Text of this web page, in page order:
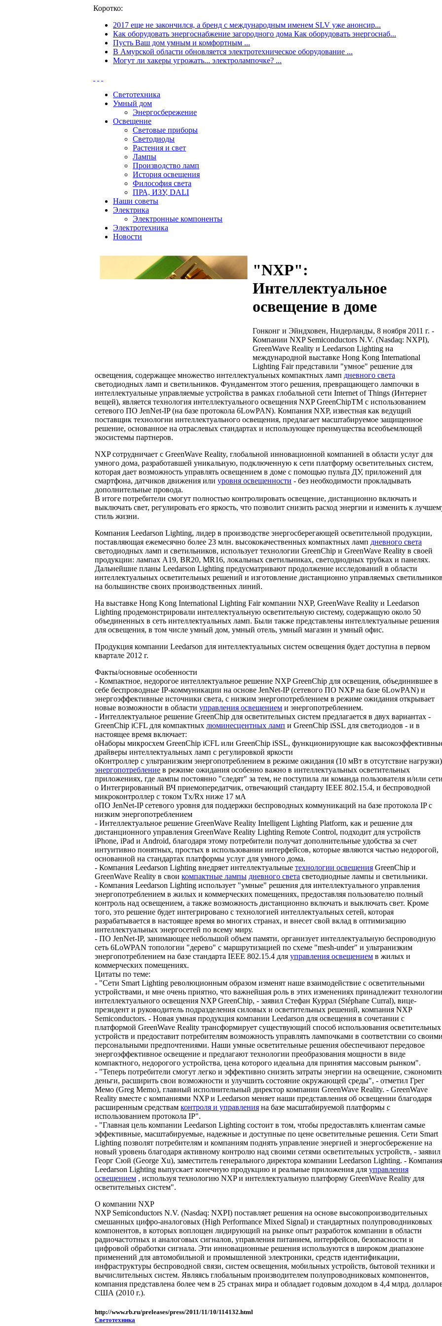
Коротко:
2017 еще не закончился, а бренд с международным именем SLV уже анонсир...
Как оборудовать энергоснабжение загородного дома Как оборудовать энергоснаб...
Пусть Ваш дом умным и комфортным ...
В Амурской области обновляется электротехническое оборудование ...
Могут ли хакеры угрожать... электролампочке? ...
Светотехника
Умный дом
Энергосбережение
Освещение
Световые приборы
Светодиоды
Растения и свет
Лампы
Производство ламп
История освещения
Философия света
ПРА, ИЗУ, DALI
Наши советы
Электрика
Электронные компоненты
Электротехника
Новости
"NXP":
Интеллектуальное
освещение в доме
Гонконг и Эйндховен, Нидерланды, 8 ноября 2011 г. -
Компании NXP Semiconductors N.V. (Nasdaq: NXPI),
GreenWave Reality и Leedarson Lighting на
международной выставке Hong Kong International
Lighting Fair представили "умное" решение для
освещения, содержащее множество интеллектуальных компактных ламп дневного света
светодиодных ламп и светильников. Фундаментом этого решения, превращающего лампочки в
интеллектуальные управляемые устройства в рамках глобальной сети Internet of Things (Интернет
вещей), является технология интеллектуального освещения NXP GreenChipTM с использованием
сетевого ПО JenNet-IP (на базе протокола 6LowPAN). Компания NXP, известная как ведущий
поставщик технологии интеллектуального освещения, предлагает масштабируемое защищенное
решение, основанное на отраслевых стандартах и использующее преимущества всеобъемлющей
экосистемы партнеров.
NXP сотрудничает с GreenWave Reality, глобальной инновационной компанией в области услуг для
умного дома, разработавшей уникальную, подключенную к сети платформу осветительных систем,
которая дает возможность управлять освещением в доме с помощью пульта ДУ, приложений для
смартфона, датчиков движения или уровня освещенности - без необходимости прокладывать
дополнительные провода.
В итоге потребители смогут полностью контролировать освещение, дистанционно включать и
выключать свет, регулировать его яркость, что позволит снизить расход энергии и изменить к
стиль жизни.
Компания Leedarson Lighting, лидер в производстве энергосберегающей осветительной продукции,
поставляющая ежемесячно более 23 млн. высококачественных компактных ламп дневного света
светодиодных ламп и светильников, использует технологии GreenChip и GreenWave Reality в своей
продукции: лампах A19, BR20, MR16, локальных светильниках, светодиодных трубках и панелях.
Дальнейшие планы Leedarson Lighting предусматривают продолжение исследований в области
интеллектуальных осветительных решений и изготовление дистанционно управляемых
на большинстве своих производственных линий.
На выставке Hong Kong International Lighting Fair компании NXP, GreenWave Reality и Leedarson
Lighting продемонстрировали интеллектуальную осветительную систему, содержащую около 50
объединенных в сеть интеллектуальных ламп. Были также представлены интеллектуальные решения
для освещения, в том числе умный дом, умный отель, умный магазин и умный офис.
Продукция компании Leedarson для интеллектуальных систем освещения будет доступна в первом
квартале 2012 г.
Факты/основные особенности
- Компактное, недорогое интеллектуальное решение NXP GreenChip для освещения, объединившее в
себе беспроводные IP-коммуникации на основе JenNet-IP (сетевого ПО NXP на базе 6LowPAN) и
энергоэффективные источники света, с низким энергопотреблением в режиме ожидания открывает
новые возможности в области управления освещением и энергопотреблением.
- Интеллектуальное решение GreenChip для осветительных систем предлагается в двух вариантах -
GreenChip iCFL для компактных люминесцентных ламп и GreenChip iSSL для светодиодов - и в
настоящее время включает:
oНаборы микросхем GreenChip iCFL или GreenChip iSSL, функционирующие как
драйверы интеллектуальных ламп с регулировкой яркости
oКонтроллер с ультранизким энергопотреблением в режиме ожидания (10 мВт в отсутствие
энергопотребление в режиме ожидания особенно важно в интеллектуальных осветительных
приложениях, где лампы постоянно "следят" за тем, не поступила ли команда пользователя и/или
o Интегрированный ВЧ приемопередатчик, отвечающий стандарту IEEE 802.15.4, и беспроводной
микроконтроллер с током Tx/Rx ниже 17 мА
oПО JenNet-IP сетевого уровня для поддержки беспроводных коммуникаций на базе протокола IP с
низким энергопотреблением
- Интеллектуальное решение GreenWave Reality Intelligent Lighting Platform, как и решение для
дистанционного управления GreenWave Reality Lighting Remote Control, подходит для устройств
iPhone, iPad и Android, благодаря этому потребители получат дополнительные удобства за счет
интуитивно понятных, простых в использовании интерфейсов, которые являются частью недорогой,
основанной на стандартах платформы услуг для умного дома.
- Компания Leedarson Lighting внедряет интеллектуальные технологии освещения GreenChip и
GreenWave Reality в свои компактные лампы дневного света светодиодные лампы и светильники.
- Компания Leedarson Lighting использует "умные" решения для интеллектуального управления
энергопотреблением в жилых и коммерческих помещениях, предоставляя пользователю полный
контроль над освещением, а также возможность дистанционно включать и выключать свет. Кроме
того, это решение будет интегрировано с технологией интеллектуальных сетей, которая
разрабатывается в настоящее время во многих странах, и внесет свой вклад в оптимизацию
интеллектуальных энергосетей по всему миру.
- ПО JenNet-IP, занимающее небольшой объем памяти, организует интеллектуальную беспроводную
сеть 6LoWPAN топологии "дерево" с маршрутизацией по схеме "mesh-under" и ультранизким
энергопотреблением на базе стандарта IEEE 802.15.4 для управления освещением в жилых и
коммерческих помещениях.
Цитаты по теме:
- "Сети Smart Lighting революционным образом изменят наше взаимодействие с осветительными
устройствами, и мне очень приятно, что важнейшая роль в этих изменениях принадлежит технологии
интеллектуального освещения NXP GreenChip, - заявил Стефан Куррал (Stéphane Curral), вице-
президент и руководитель подразделения силовых и осветительных решений, компания NXP
Semiconductors. - Новая умная продукция компании Leedarson для освещения в сочетании с
платформой GreenWave Reality трансформирует существующий способ использования осветительных
устройств и предоставит потребителям возможность управлять лампочками в соответствии со
персональными предпочтениями. Наши умные осветительные решения обеспечивают передовое
энергоэффективное освещение и предлагают технологии преобразования мощности в виде
компактного, недорогого устройства, цена которого идеальна для принятия массовым рынком".
- "Теперь потребители смогут легко и эффективно снизить затраты энергии на освещение,
деньги, расширить свои возможности и улучшить состояние окружающей среды", - отметил Грег
Мемо (Greg Memo), главный исполнительный директор компании GreenWave Reality. - GreenWave
Reality вместе с компаниями NXP и Leedarson меняет наши представления об освещении благодаря
расширенным средствам контроля и управления на базе масштабируемой платформы с
использованием протокола IP".
- "Главная цель компании Leedarson Lighting состоит в том, чтобы предоставлять клиентам самые
эффективные, масштабируемые, надежные и доступные по цене осветительные решения. Сети Smart
Lighting позволят потребителям и компаниям поднять управление энергией и энергосбережение на
новый уровень благодаря активному контролю над своими сетями осветительных устройств, - заявил
Георг Сюй (George Xu), заместитель генерального директора компании Leedarson Lighting. - Компания
Leedarson Lighting выпускает конечную продукцию и реальные приложения для управления
освещением , используя технологию NXP и интеллектуальную платформу GreenWave Reality для
осветительных систем".
О компании NXP
NXP Semiconductors N.V. (Nasdaq: NXPI) поставляет решения на основе высокопроизводительных
смешанных цифро-аналоговых (High Performance Mixed Signal) и стандартных полупроводниковых
компонентов, в которых воплощен лидирующий на рынке опыт разработок компании в области
радиочастотных и аналоговых сигналов, управления питанием, интерфейсов, безопасности и
цифровой обработки сигнала. Эти инновационные решения используются в широком диапазоне
применений для автомобильной и промышленной электроники, средств идентификации,
инфраструктуры беспроводной связи, систем освещения, мобильных устройств, бытовой техники и
вычислительных систем. Являясь глобальным производителем полупроводниковых компонентов,
компания представлена более чем в 25 странах мира и обладает годовым доходом в 4,4 млрд.
США (2010 г.).
http://www.rb.ru/preleases/press/2011/11/10/114132.html
Светотехника